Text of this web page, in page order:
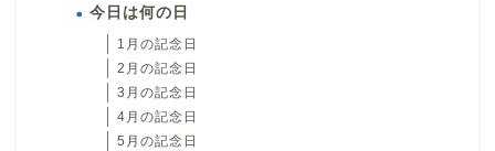
今日は何の日
1月の記念日
2月の記念日
3月の記念日
4月の記念日
5月の記念日